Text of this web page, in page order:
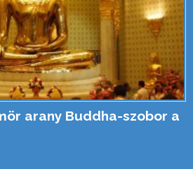
arany Buddha-szobor a